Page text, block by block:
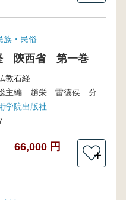
族・民俗
陝西省 第一巻
教石経
雷徳侯 総主編 趙栄 雷徳侯 分冊主編
学院出版社
66,000 円
＋